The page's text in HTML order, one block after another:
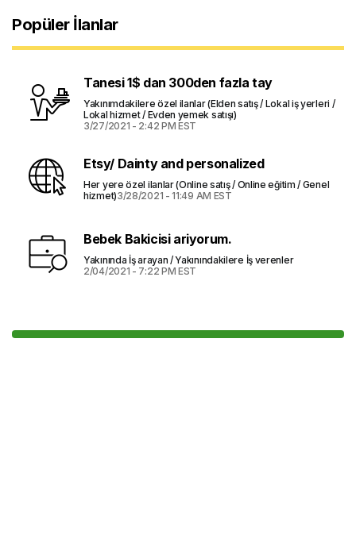
Popüler İlanlar
Tanesi 1$ dan 300den fazla tay
Yakınımdakilere özel ilanlar (Elden satış / Lokal iş yerleri /
Lokal hizmet / Evden yemek satışı)
3/27/2021 - 2:42 PM EST
Etsy/ Dainty and personalized
Her yere özel ilanlar (Online satış / Online eğitim / Genel
hizmet)3/28/2021 - 11:49 AM EST
Bebek Bakicisi ariyorum.
Yakınında İş arayan / Yakınındakilere İş verenler
2/04/2021 - 7:22 PM EST